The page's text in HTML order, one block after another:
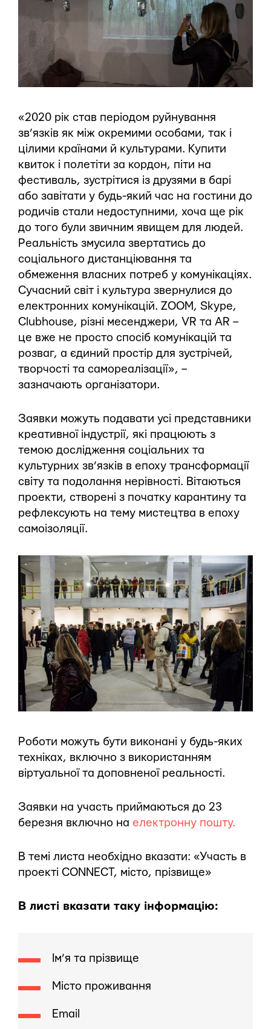
«2020 рік став періодом руйнування
зв’язків як між окремими особами, так і
цілими країнами й культурами. Купити
квиток і полетіти за кордон, піти на
фестиваль, зустрітися із друзями в барі
або завітати у будь-який час на гостини до
родичів стали недоступними, хоча ще рік
до того були звичним явищем для людей.
Реальність змусила звертатись до
соціального дистанціювання та
обмеження власних потреб у комунікаціях.
Сучасний світ і культура звернулися до
електронних комунікацій. ZOOM, Skype,
Clubhouse, різні месенджери, VR та AR –
це вже не просто спосіб комунікацій та
розваг, а єдиний простір для зустрічей,
творчості та самореалізації», –
зазначають організатори.
Заявки можуть подавати усі представники
креативної індустрії, які працюють з
темою дослідження соціальних та
культурних зв’язків в епоху трансформації
світу та подолання нерівності. Вітаються
проекти, створені з початку карантину та
рефлексують на тему мистецтва в епоху
самоізоляції.
Роботи можуть бути виконані у будь-яких
техніках, включно з використанням
віртуальної та доповненої реальності.
Заявки на участь приймаються до 23
березня включно на електронну пошту.
В темі листа необхідно вказати: «Участь в
проекті CONNECT, місто, прізвище»
В листі вказати таку інформацію:
Ім’я та прізвище
Місто проживання
Email